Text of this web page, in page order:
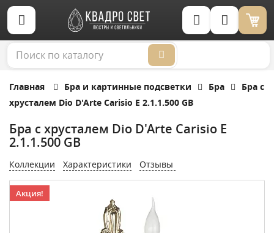
Корзина (0)
Главная Бра и картинные подсветки Бра
Бра с
хрусталем Dio D'Arte Carisio E 2.1.1.500 GB
Бра с хрусталем Dio D'Arte Carisio E
2.1.1.500 GB
Коллекции Характеристики Отзывы
Акция!